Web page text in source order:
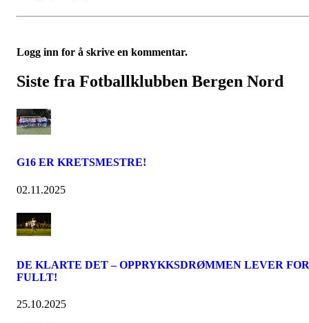
Logg inn for å skrive en kommentar.
Siste fra Fotballklubben Bergen Nord
G16 ER KRETSMESTRE!
02.11.2025
DE KLARTE DET – OPPRYKKSDRØMMEN LEVER FOR
FULLT!
25.10.2025